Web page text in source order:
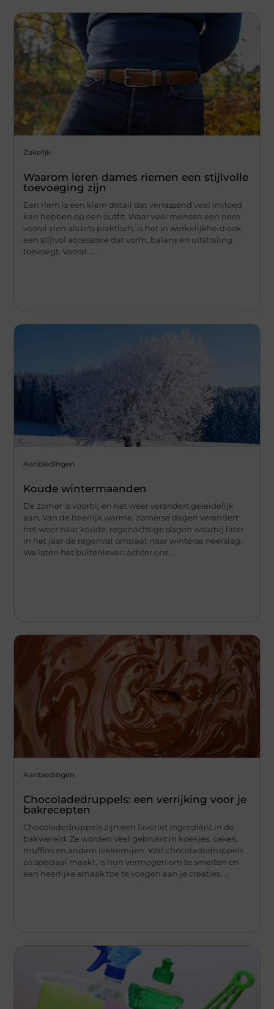
Zakelijk
Waarom leren dames riemen een stijlvolle
toevoeging zijn
Een riem is een klein detail dat verrassend veel invloed
kan hebben op een outfit. Waar veel mensen een riem
vooral zien als iets praktisch, is het in werkelijkheid ook
een stijlvol accessoire dat vorm, balans en uitstraling
toevoegt. Vooral ...
Aanbiedingen
Koude wintermaanden
De zomer is voorbij en het weer verandert geleidelijk
aan. Van de heerlijk warme, zomerse dagen verandert
het weer naar koude, regenachtige dagen waarbij later
in het jaar de regenval omslaat naar winterse neerslag.
We laten het buitenleven achter ons ...
Aanbiedingen
Chocoladedruppels: een verrijking voor je
bakrecepten
Chocoladedruppels zijn een favoriet ingrediënt in de
bakwereld. Ze worden veel gebruikt in koekjes, cakes,
muffins en andere lekkernijen. Wat chocoladedruppels
zo speciaal maakt, is hun vermogen om te smelten en
een heerlijke smaak toe te voegen aan je creaties. ...